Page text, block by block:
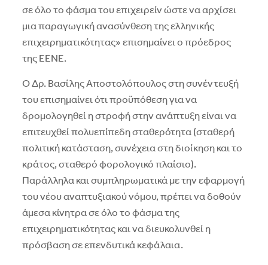
σε όλο το φάσμα του επιχειρείν ώστε να αρχίσει
μια παραγωγική ανασύνθεση της ελληνικής
επιχειρηματικότητας» επισημαίνει ο πρόεδρος
της ΕΕΝΕ.
Ο Δρ. Βασίλης Αποστολόπουλος στη συνέντευξή
του επισημαίνει ότι προϋπόθεση για να
δρομολογηθεί η στροφή στην ανάπτυξη είναι να
επιτευχθεί πολυεπίπεδη σταθερότητα (σταθερή
πολιτική κατάσταση, συνέχεια στη διοίκηση και το
κράτος, σταθερό φορολογικό πλαίσιο).
Παράλληλα και συμπληρωματικά με την εφαρμογή
του νέου αναπτυξιακού νόμου, πρέπει να δοθούν
άμεσα κίνητρα σε όλο το φάσμα της
επιχειρηματικότητας και να διευκολυνθεί η
πρόσβαση σε επενδυτικά κεφάλαια.